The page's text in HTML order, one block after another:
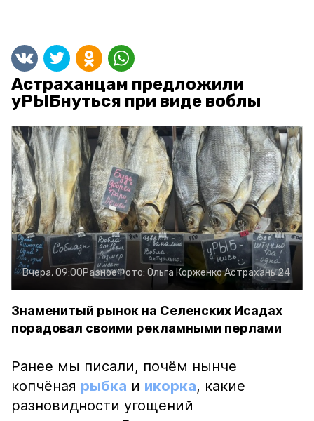
Астраханцам предложили
уРЫБнуться при виде воблы
Вчера, 09:00РазноеФото: Ольга КорженкоАстрахань 24
Знаменитый рынок на Селенских Исадах
порадовал своими рекламными перлами
Ранее мы писали, почём нынче
копчёная рыбка и икорка, какие
разновидности угощений